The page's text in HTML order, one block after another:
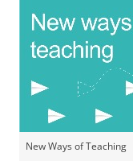
New Ways of Teaching